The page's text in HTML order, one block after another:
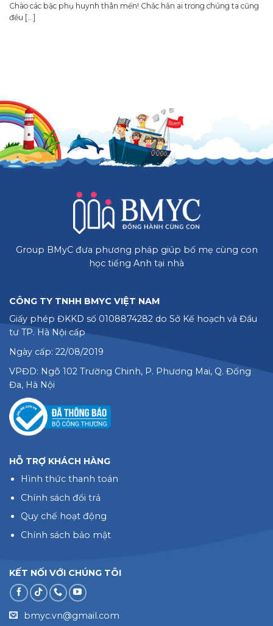
Chào các bậc phụ huynh thân mến! Chắc hẳn ai trong chúng ta cũng
đều [...]
Group BMyC đưa phương pháp giúp bố mẹ cùng con
học tiếng Anh tại nhà
CÔNG TY TNHH BMYC VIỆT NAM
Giấy phép ĐKKD số 0108874282 do Sở Kế hoạch và Đầu
tư TP. Hà Nội cấp
Ngày cấp: 22/08/2019
VPĐD: Ngõ 102 Trường Chinh, P. Phương Mai, Q. Đống
Đa, Hà Nội
HỖ TRỢ KHÁCH HÀNG
Hình thức thanh toán
Chính sách đổi trả
Quy chế hoạt động
Chính sách bảo mật
KẾT NỐI VỚI CHÚNG TÔI
bmyc.vn@gmail.com